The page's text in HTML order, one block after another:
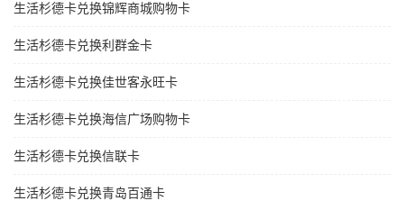
生活杉德卡兑换锦辉商城购物卡
生活杉德卡兑换利群金卡
生活杉德卡兑换佳世客永旺卡
生活杉德卡兑换海信广场购物卡
生活杉德卡兑换信联卡
生活杉德卡兑换青岛百通卡